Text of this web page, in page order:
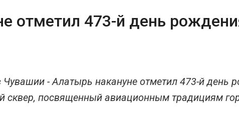
отметил 473-й день
- Алатырь накануне отметил 473-й день
сквер, посвященный авиационным традициям